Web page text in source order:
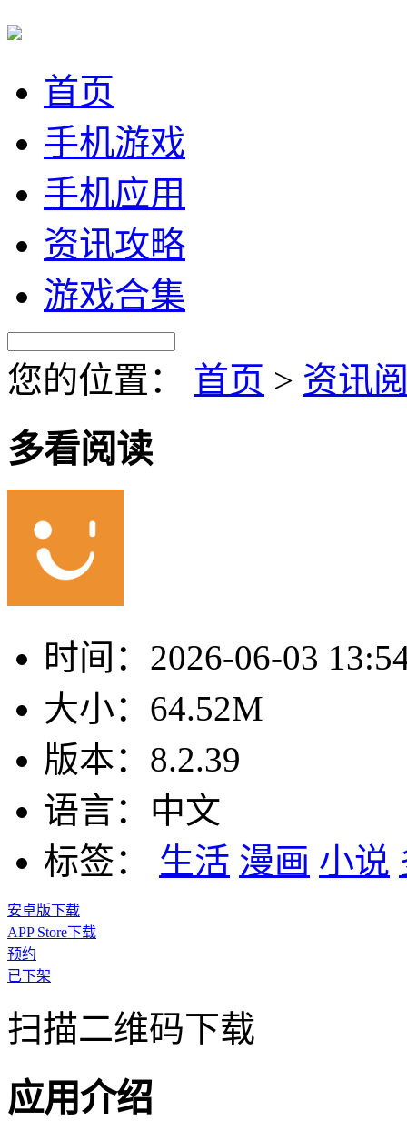
首页
手机游戏
手机应用
资讯攻略
游戏合集
您的位置： 首页 > 资讯
多看阅读
时间： 2026-06-03
大小： 64.52M
版本： 8.2.39
语言： 中文
标签：
生活 漫画 小说
安卓版下载
APP Store下载
预约
已下架
扫描二维码下载
应用介绍